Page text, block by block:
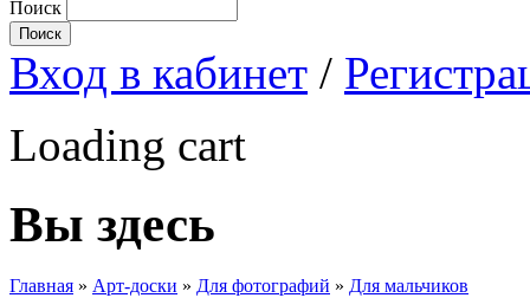
Поиск
Вход в кабинет /
Loading cart
Вы здесь
Главная » Арт-доски » Для фотографий » Для мальчиков